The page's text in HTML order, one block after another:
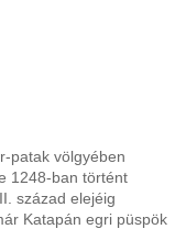
patak völgyében
1248-ban történt
század elejéig
Katapán egri püspök